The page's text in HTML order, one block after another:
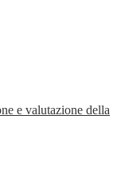
e valutazione della